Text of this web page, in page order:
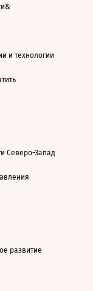
и технологии
Северо-Запад
развитие